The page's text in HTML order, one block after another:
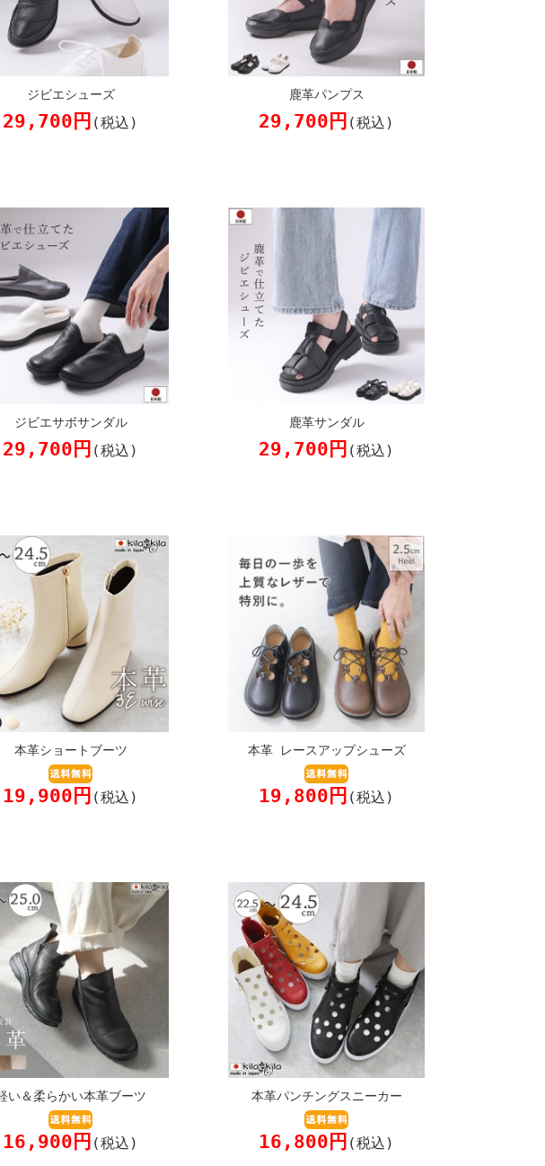
ジビエシューズ
29,700円 (税込)
鹿革パンプス
29,700円 (税込)
ジビエサボサンダル
29,700円 (税込)
鹿革サンダル
29,700円 (税込)
本革ショートブーツ
19,900円 (税込)
本革 レースアップシューズ
19,800円 (税込)
い＆柔らかい本革ブーツ
16,900円 (税込)
本革パンチングスニーカー
16,800円 (税込)